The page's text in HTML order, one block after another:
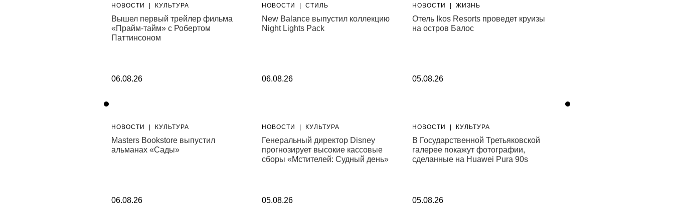
НОВОСТИ КУЛЬТУРА
Вышел первый трейлер фильма
«Прайм-тайм» с Робертом
Паттинсоном
06.08.26
НОВОСТИ КУЛЬТУРА
Masters Bookstore выпустил
альманах «Сады»
06.08.26
НОВОСТИ СТИЛЬ
New Balance выпустил коллекцию
Night Lights Pack
06.08.26
НОВОСТИ КУЛЬТУРА
Генеральный директор Disney
прогнозирует высокие кассовые
сборы «Мстителей: Судный день»
05.08.26
НОВОСТИ ЖИЗНЬ
Отель Ikos Resorts проведет круизы
на остров Балос
05.08.26
НОВОСТИ КУЛЬТУРА
В Государственной Третьяковской
галерее покажут фотографии,
сделанные на Huawei Pura 90s
05.08.26